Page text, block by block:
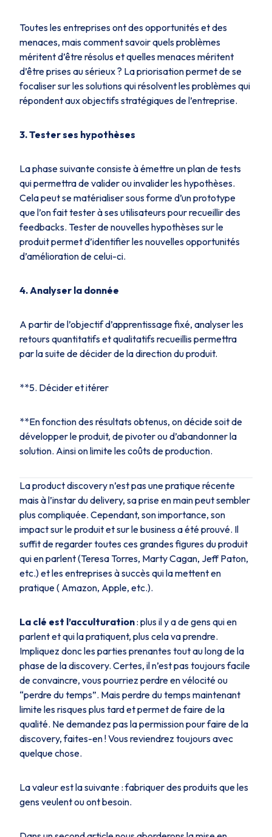
Toutes les entreprises ont des opportunités et des
menaces, mais comment savoir quels problèmes
méritent d’être résolus et quelles menaces méritent
d’être prises au sérieux ? La priorisation permet de se
focaliser sur les solutions qui résolvent les problèmes qui
répondent aux objectifs stratégiques de l’entreprise.
3. Tester ses hypothèses
La phase suivante consiste à émettre un plan de tests
qui permettra de valider ou invalider les hypothèses.
Cela peut se matérialiser sous forme d’un prototype
que l’on fait tester à ses utilisateurs pour recueillir des
feedbacks. Tester de nouvelles hypothèses sur le
produit permet d’identifier les nouvelles opportunités
d’amélioration de celui-ci.
4. Analyser la donnée
A partir de l’objectif d’apprentissage fixé, analyser les
retours quantitatifs et qualitatifs recueillis permettra
par la suite de décider de la direction du produit.
**5. Décider et itérer
**En fonction des résultats obtenus, on décide soit de
développer le produit, de pivoter ou d’abandonner la
solution. Ainsi on limite les coûts de production.
La product discovery n’est pas une pratique récente
mais à l’instar du delivery, sa prise en main peut sembler
plus compliquée. Cependant, son importance, son
impact sur le produit et sur le business a été prouvé. Il
suffit de regarder toutes ces grandes figures du produit
qui en parlent (Teresa Torres, Marty Cagan, Jeff Paton,
etc.) et les entreprises à succès qui la mettent en
pratique ( Amazon, Apple, etc.).
La clé est l’acculturation: plus il y a de gens qui en
parlent et qui la pratiquent, plus cela va prendre.
Impliquez donc les parties prenantes tout au long de la
phase de la discovery. Certes, il n’est pas toujours facile
de convaincre, vous pourriez perdre en vélocité ou
“perdre du temps”. Mais perdre du temps maintenant
limite les risques plus tard et permet de faire de la
qualité. Ne demandez pas la permission pour faire de la
discovery, faites-en ! Vous reviendrez toujours avec
quelque chose.
La valeur est la suivante : fabriquer des produits que les
gens veulent ou ont besoin.